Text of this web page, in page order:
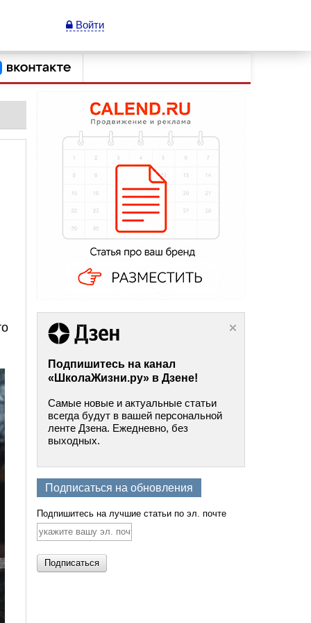
Войти
Подпишитесь на канал
«ШколаЖизни.ру» в Дзене!
Самые новые и актуальные статьи
всегда будут в вашей персональной
ленте Дзена. Ежедневно, без
выходных.
Подписаться на обновления
Подпишитесь на лучшие статьи по эл. почте